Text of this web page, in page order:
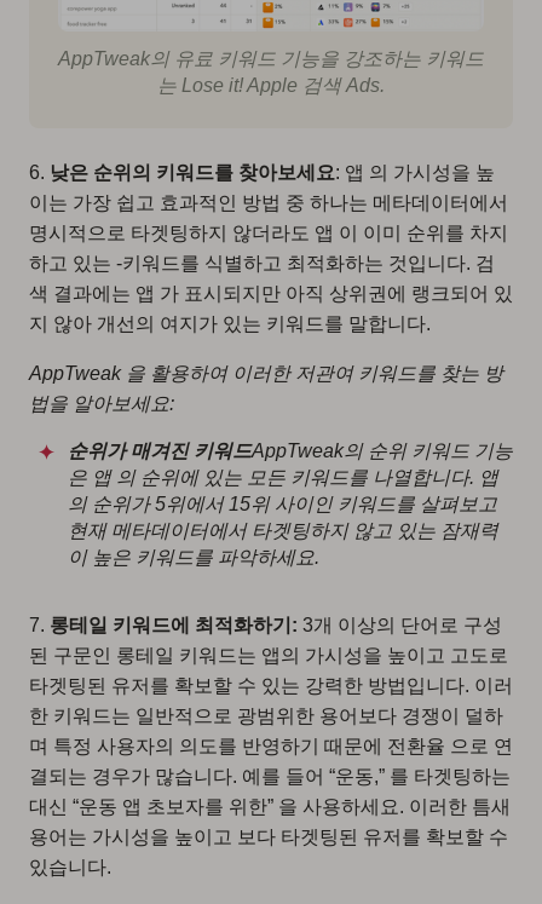
AppTweak의 유료 키워드 기능을 강조하는 키워드
는 Lose it!Apple 검색 Ads.
6. 낮은 순위의 키워드를 찾아보세요: 앱 의 가시성을 높
이는 가장 쉽고 효과적인 방법 중 하나는 메타데이터에서
명시적으로 타겟팅하지 않더라도 앱 이 이미 순위를 차지
하고 있는 -키워드를 식별하고 최적화하는 것입니다. 검
색 결과에는 앱 가 표시되지만 아직 상위권에 랭크되어 있
지 않아 개선의 여지가 있는 키워드를 말합니다.
AppTweak 을 활용하여 이러한 저관여 키워드를 찾는 방
법을 알아보세요:
순위가 매겨진 키워드AppTweak의 순위 키워드 기능
은 앱 의 순위에 있는 모든 키워드를 나열합니다. 앱
의 순위가 5위에서 15위 사이인 키워드를 살펴보고
현재 메타데이터에서 타겟팅하지 않고 있는 잠재력
이 높은 키워드를 파악하세요.
7. 롱테일 키워드에 최적화하기: 3개 이상의 단어로 구성
된 구문인 롱테일 키워드는 앱의 가시성을 높이고 고도로
타겟팅된 유저를 확보할 수 있는 강력한 방법입니다. 이러
한 키워드는 일반적으로 광범위한 용어보다 경쟁이 덜하
며 특정 사용자의 의도를 반영하기 때문에 전환율 으로 연
결되는 경우가 많습니다. 예를 들어 “운동,” 를 타겟팅하는
대신 “운동 앱 초보자를 위한” 을 사용하세요. 이러한 틈새
용어는 가시성을 높이고 보다 타겟팅된 유저를 확보할 수
있습니다.